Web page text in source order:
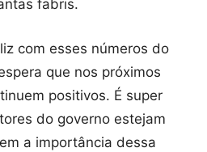
fabris.
com esses números do
que nos próximos
positivos. É super
do governo estejam
a importância dessa